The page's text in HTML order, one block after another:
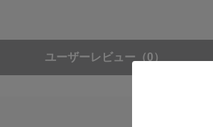
ユーザーレビュー （0）